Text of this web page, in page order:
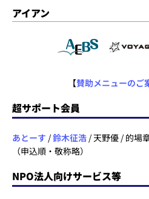
アイアン
【賛助メニューのご
超サポート会員
あとーす /鈴木征浩 / 天野優 / 的場
（申込順・敬称略）
NPO法人向けサービス等